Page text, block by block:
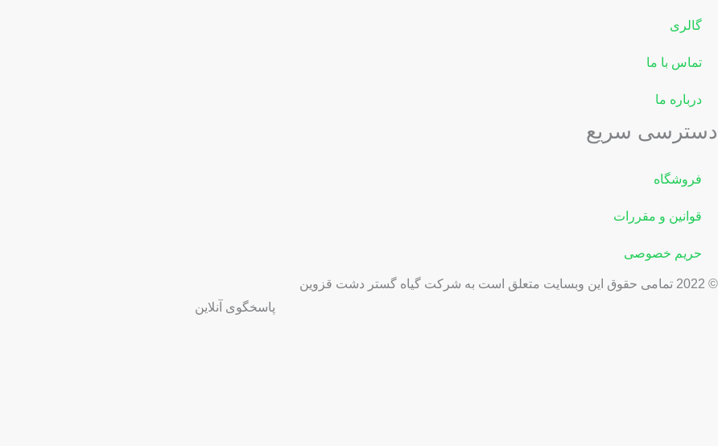
گالری
تماس با ما
درباره ما
دسترسی سریع
فروشگاه
قوانین و مقررات
حریم خصوصی
© 2022 تمامی حقوق این وبسایت متعلق است به شرکت گیاه گستر دشت قزوین
پاسخگوی آنلاین